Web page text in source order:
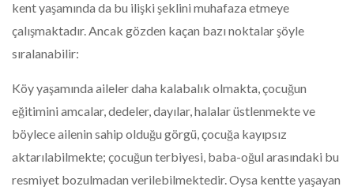
kent yaşamında da bu ilişki şeklini muhafaza etmeye
çalışmaktadır. Ancak gözden kaçan bazı noktalar şöyle
sıralanabilir:
Köy yaşamında aileler daha kalabalık olmakta, çocuğun
eğitimini amcalar, dedeler, dayılar, halalar üstlenmekte ve
böylece ailenin sahip olduğu görgü, çocuğa kayıpsız
aktarılabilmekte; çocuğun terbiyesi, baba-oğul arasındaki bu
resmiyet bozulmadan verilebilmektedir. Oysa kentte yaşayan